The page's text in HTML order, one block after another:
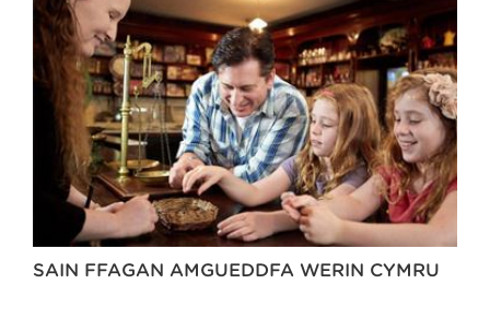
SAIN FFAGAN AMGUEDDFA WERIN CYMRU